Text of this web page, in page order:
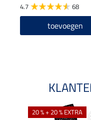
4.7 68
toevoegen
20 % + 20 % EXTRA